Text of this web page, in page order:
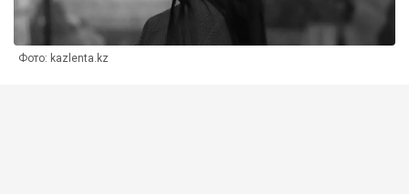
Фото: kazlenta.kz